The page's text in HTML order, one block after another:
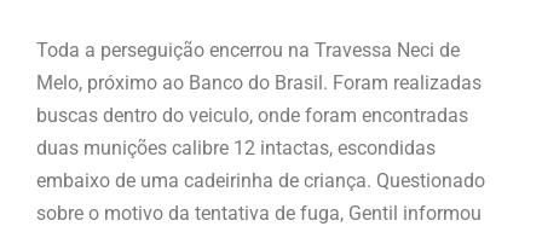
Toda a perseguição encerrou na Travessa Neci de
Melo, próximo ao Banco do Brasil. Foram realizadas
buscas dentro do veiculo, onde foram encontradas
duas munições calibre 12 intactas, escondidas
embaixo de uma cadeirinha de criança. Questionado
sobre o motivo da tentativa de fuga, Gentil informou